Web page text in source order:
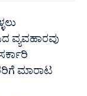
ವ್ಯವಹಾರವು
ಮಾರಾಟ